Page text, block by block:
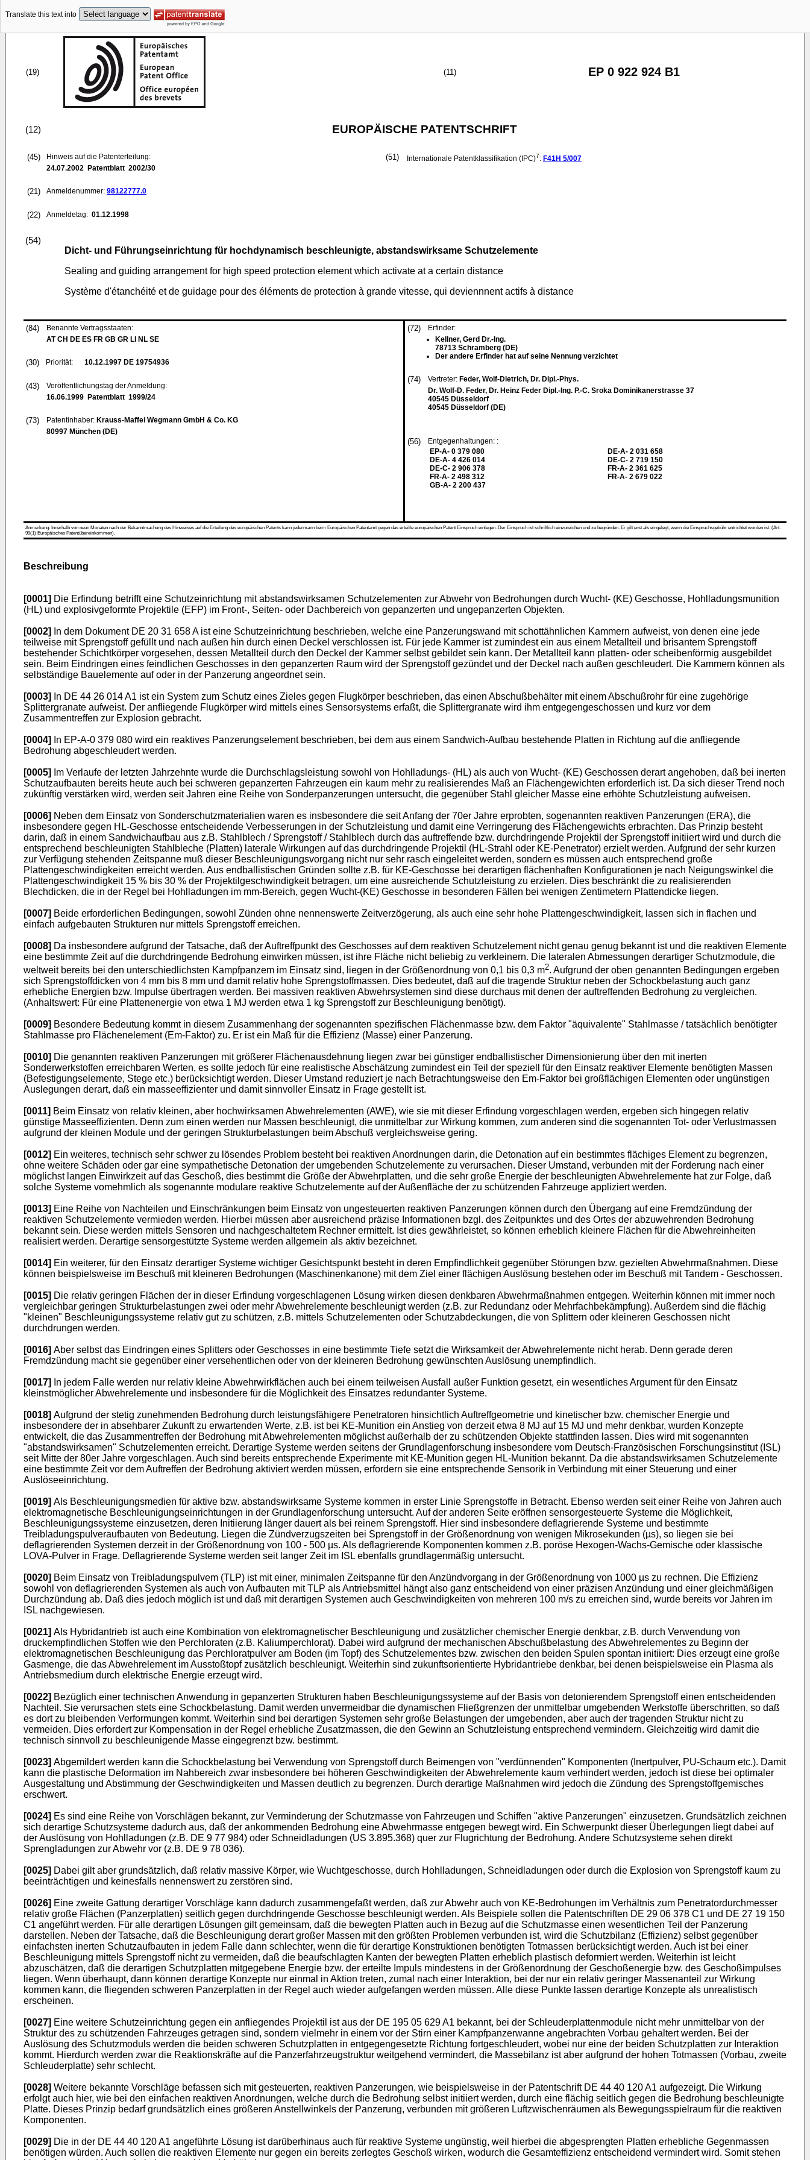
Translate this text into
(19) (11) EP 0 922 924 B1
(12) EUROPÄISCHE PATENTSCHRIFT
(45)
Hinweis auf die Patenterteilung:
24.07.2002 Patentblatt 2002/30
(21) Anmeldenummer: 98122777.0
(22) Anmeldetag: 01.12.1998
(51) Internationale Patentklassifikation (IPC)7: F41H 5/007
(54)
Dicht- und Führungseinrichtung für hochdynamisch beschleunigte, abstandswirksame Schutzelemente
Sealing and guiding arrangement for high speed protection element which activate at a certain distance
Système d'étanchéité et de guidage pour des éléments de protection à grande vitesse, qui deviennnent actifs à distance
(84)
Benannte Vertragsstaaten:
AT CH DE ES FR GB GR LI NL SE
(30) Priorität: 10.12.1997 DE 19754936
(43)
Veröffentlichungstag der Anmeldung:
16.06.1999 Patentblatt 1999/24
(73) Patentinhaber: Krauss-Maffei Wegmann GmbH & Co. KG
80997 München (DE)
(72)
Erfinder:
Kellner, Gerd Dr.-Ing.
78713 Schramberg (DE)
Der andere Erfinder hat auf seine Nennung verzichtet
(74) Vertreter: Feder, Wolf-Dietrich, Dr. Dipl.-Phys.
Dr. Wolf-D. Feder, Dr. Heinz Feder Dipl.-Ing. P.-C. Sroka Dominikanerstrasse 37
40545 Düsseldorf
40545 Düsseldorf (DE)
(56)
Entgegenhaltungen: :
EP-A- 0 379 080
DE-A- 4 426 014
DE-C- 2 906 378
FR-A- 2 498 312
GB-A- 2 200 437
DE-A- 2 031 658
DE-C- 2 719 150
FR-A- 2 361 625
FR-A- 2 679 022
Anmerkung: Innerhalb von neun Monaten nach der Bekanntmachung des Hinweises auf die Erteilung des europäischen Patents kann jedermann beim Europäischen Patentamt gegen das erteilte europäischen Patent Einspruch einlegen. Der Einspruch ist schriftlich einzureichen und zu begründen. Er gilt erst als eingelegt, wenn die Einspruchsgebühr entrichtet worden ist. (Art.
99(1) Europäisches Patentübereinkommen).
Beschreibung
[0001] Die Erfindung betrifft eine Schutzeinrichtung mit abstandswirksamen Schutzelementen zur Abwehr von Bedrohungen durch Wucht- (KE) Geschosse, Hohlladungsmunition
(HL) und explosivgeformte Projektile (EFP) im Front-, Seiten- oder Dachbereich von gepanzerten und ungepanzerten Objekten.
[0002]
In dem Dokument DE 20 31 658 A ist eine Schutzeinrichtung beschrieben, welche eine Panzerungswand mit schottähnlichen Kammern aufweist, von denen eine jede
teilweise mit Sprengstoff gefüllt und nach außen hin durch einen Deckel verschlossen ist. Für jede Kammer ist zumindest ein aus einem Metallteil und brisantem Sprengstoff
bestehender Schichtkörper vorgesehen, dessen Metallteil durch den Deckel der Kammer selbst gebildet sein kann. Der Metallteil kann platten- oder scheibenförmig ausgebildet
sein. Beim Eindringen eines feindlichen Geschosses in den gepanzerten Raum wird der Sprengstoff gezündet und der Deckel nach außen geschleudert. Die Kammern können als
selbständige Bauelemente auf oder in der Panzerung angeordnet sein.
[0003]
In DE 44 26 014 A1 ist ein System zum Schutz eines Zieles gegen Flugkörper beschrieben, das einen Abschußbehälter mit einem Abschußrohr für eine zugehörige
Splittergranate aufweist. Der anfliegende Flugkörper wird mittels eines Sensorsystems erfaßt, die Splittergranate wird ihm entgegengeschossen und kurz vor dem
Zusammentreffen zur Explosion gebracht.
[0004]
In EP-A-0 379 080 wird ein reaktives Panzerungselement beschrieben, bei dem aus einem Sandwich-Aufbau bestehende Platten in Richtung auf die anfliegende
Bedrohung abgeschleudert werden.
[0005]
Im Verlaufe der letzten Jahrzehnte wurde die Durchschlagsleistung sowohl von Hohlladungs- (HL) als auch von Wucht- (KE) Geschossen derart angehoben, daß bei inerten
Schutzaufbauten bereits heute auch bei schweren gepanzerten Fahrzeugen ein kaum mehr zu realisierendes Maß an Flächengewichten erforderlich ist. Da sich dieser Trend noch
zukünftig verstärken wird, werden seit Jahren eine Reihe von Sonderpanzerungen untersucht, die gegenüber Stahl gleicher Masse eine erhöhte Schutzleistung aufweisen.
[0006] Neben dem Einsatz von Sonderschutzmaterialien waren es insbesondere die seit Anfang der 70er Jahre erprobten, sogenannten reaktiven Panzerungen (ERA), die
insbesondere gegen HL-Geschosse entscheidende Verbesserungen in der Schutzleistung und damit eine Verringerung des Flächengewichts erbrachten. Das Prinzip besteht
darin, daß in einem Sandwichaufbau aus z.B. Stahlblech / Sprengstoff / Stahlblech durch das auftreffende bzw. durchdringende Projektil der Sprengstoff initiiert wird und durch die
entsprechend beschleunigten Stahlbleche (Platten) laterale Wirkungen auf das durchdringende Projektil (HL-Strahl oder KE-Penetrator) erzielt werden. Aufgrund der sehr kurzen
zur Verfügung stehenden Zeitspanne muß dieser Beschleunigungsvorgang nicht nur sehr rasch eingeleitet werden, sondern es müssen auch entsprechend große
Plattengeschwindigkeiten erreicht werden. Aus endballistischen Gründen sollte z.B. für KE-Geschosse bei derartigen flächenhaften Konfigurationen je nach Neigungswinkel die
Plattengeschwindigkeit 15 % bis 30 % der Projektilgeschwindigkeit betragen, um eine ausreichende Schutzleistung zu erzielen. Dies beschränkt die zu realisierenden
Blechdicken, die in der Regel bei Hohlladungen im mm-Bereich, gegen Wucht-(KE) Geschosse in besonderen Fällen bei wenigen Zentimetern Plattendicke liegen.
[0007] Beide erforderlichen Bedingungen, sowohl Zünden ohne nennenswerte Zeitverzögerung, als auch eine sehr hohe Plattengeschwindigkeit, lassen sich in flachen und
einfach aufgebauten Strukturen nur mittels Sprengstoff erreichen.
[0008] Da insbesondere aufgrund der Tatsache, daß der Auftreffpunkt des Geschosses auf dem reaktiven Schutzelement nicht genau genug bekannt ist und die reaktiven Elemente
eine bestimmte Zeit auf die durchdringende Bedrohung einwirken müssen, ist ihre Fläche nicht beliebig zu verkleinern. Die lateralen Abmessungen derartiger Schutzmodule, die
weltweit bereits bei den unterschiedlichsten Kampfpanzem im Einsatz sind, liegen in der Größenordnung von 0,1 bis 0,3 m2. Aufgrund der oben genannten Bedingungen ergeben
sich Sprengstoffdicken von 4 mm bis 8 mm und damit relativ hohe Sprengstoffmassen. Dies bedeutet, daß auf die tragende Struktur neben der Schockbelastung auch ganz
erhebliche Energien bzw. Impulse übertragen werden. Bei massiven reaktiven Abwehrsystemen sind diese durchaus mit denen der auftreffenden Bedrohung zu vergleichen.
(Anhaltswert: Für eine Plattenenergie von etwa 1 MJ werden etwa 1 kg Sprengstoff zur Beschleunigung benötigt).
[0009] Besondere Bedeutung kommt in diesem Zusammenhang der sogenannten spezifischen Flächenmasse bzw. dem Faktor "äquivalente" Stahlmasse / tatsächlich benötigter
Stahlmasse pro Flächenelement (Em-Faktor) zu. Er ist ein Maß für die Effizienz (Masse) einer Panzerung.
[0010] Die genannten reaktiven Panzerungen mit größerer Flächenausdehnung liegen zwar bei günstiger endballistischer Dimensionierung über den mit inerten
Sonderwerkstoffen erreichbaren Werten, es sollte jedoch für eine realistische Abschätzung zumindest ein Teil der speziell für den Einsatz reaktiver Elemente benötigten Massen
(Befestigungselemente, Stege etc.) berücksichtigt werden. Dieser Umstand reduziert je nach Betrachtungsweise den Em-Faktor bei großflächigen Elementen oder ungünstigen
Auslegungen derart, daß ein masseeffizienter und damit sinnvoller Einsatz in Frage gestellt ist.
[0011] Beim Einsatz von relativ kleinen, aber hochwirksamen Abwehrelementen (AWE), wie sie mit dieser Erfindung vorgeschlagen werden, ergeben sich hingegen relativ
günstige Masseeffizienten. Denn zum einen werden nur Massen beschleunigt, die unmittelbar zur Wirkung kommen, zum anderen sind die sogenannten Tot- oder Verlustmassen
aufgrund der kleinen Module und der geringen Strukturbelastungen beim Abschuß vergleichsweise gering.
[0012] Ein weiteres, technisch sehr schwer zu lösendes Problem besteht bei reaktiven Anordnungen darin, die Detonation auf ein bestimmtes flächiges Element zu begrenzen,
ohne weitere Schäden oder gar eine sympathetische Detonation der umgebenden Schutzelemente zu verursachen. Dieser Umstand, verbunden mit der Forderung nach einer
möglichst langen Einwirkzeit auf das Geschoß, dies bestimmt die Größe der Abwehrplatten, und die sehr große Energie der beschleunigten Abwehrelemente hat zur Folge, daß
solche Systeme vomehmlich als sogenannte modulare reaktive Schutzelemente auf der Außenfläche der zu schützenden Fahrzeuge appliziert werden.
[0013] Eine Reihe von Nachteilen und Einschränkungen beim Einsatz von ungesteuerten reaktiven Panzerungen können durch den Übergang auf eine Fremdzündung der
reaktiven Schutzelemente vermieden werden. Hierbei müssen aber ausreichend präzise Informationen bzgl. des Zeitpunktes und des Ortes der abzuwehrenden Bedrohung
bekannt sein. Diese werden mittels Sensoren und nachgeschaltetem Rechner ermittelt. Ist dies gewährleistet, so können erheblich kleinere Flächen für die Abwehreinheiten
realisiert werden. Derartige sensorgestützte Systeme werden allgemein als aktiv bezeichnet.
[0014] Ein weiterer, für den Einsatz derartiger Systeme wichtiger Gesichtspunkt besteht in deren Empfindlichkeit gegenüber Störungen bzw. gezielten Abwehrmaßnahmen. Diese
können beispielsweise im Beschuß mit kleineren Bedrohungen (Maschinenkanone) mit dem Ziel einer flächigen Auslösung bestehen oder im Beschuß mit Tandem - Geschossen.
[0015] Die relativ geringen Flächen der in dieser Erfindung vorgeschlagenen Lösung wirken diesen denkbaren Abwehrmaßnahmen entgegen. Weiterhin können mit immer noch
vergleichbar geringen Strukturbelastungen zwei oder mehr Abwehrelemente beschleunigt werden (z.B. zur Redundanz oder Mehrfachbekämpfung). Außerdem sind die flächig
"kleinen" Beschleunigungssysteme relativ gut zu schützen, z.B. mittels Schutzelementen oder Schutzabdeckungen, die von Splittern oder kleineren Geschossen nicht
durchdrungen werden.
[0016] Aber selbst das Eindringen eines Splitters oder Geschosses in eine bestimmte Tiefe setzt die Wirksamkeit der Abwehrelemente nicht herab. Denn gerade deren
Fremdzündung macht sie gegenüber einer versehentlichen oder von der kleineren Bedrohung gewünschten Auslösung unempfindlich.
[0017]
In jedem Falle werden nur relativ kleine Abwehrwirkflächen auch bei einem teilweisen Ausfall außer Funktion gesetzt, ein wesentliches Argument für den Einsatz
kleinstmöglicher Abwehrelemente und insbesondere für die Möglichkeit des Einsatzes redundanter Systeme.
[0018] Aufgrund der stetig zunehmenden Bedrohung durch leistungsfähigere Penetratoren hinsichtlich Auftreffgeometrie und kinetischer bzw. chemischer Energie und
insbesondere der in absehbarer Zukunft zu erwartenden Werte, z.B. ist bei KE-Munition ein Anstieg von derzeit etwa 8 MJ auf 15 MJ und mehr denkbar, wurden Konzepte
entwickelt, die das Zusammentreffen der Bedrohung mit Abwehrelementen möglichst außerhalb der zu schützenden Objekte stattfinden lassen. Dies wird mit sogenannten
"abstandswirksamen" Schutzelementen erreicht. Derartige Systeme werden seitens der Grundlagenforschung insbesondere vom Deutsch-Französischen Forschungsinstitut (ISL)
seit Mitte der 80er Jahre vorgeschlagen. Auch sind bereits entsprechende Experimente mit KE-Munition gegen HL-Munition bekannt. Da die abstandswirksamen Schutzelemente
eine bestimmte Zeit vor dem Auftreffen der Bedrohung aktiviert werden müssen, erfordern sie eine entsprechende Sensorik in Verbindung mit einer Steuerung und einer
Auslöseeinrichtung.
[0019] Als Beschleunigungsmedien für aktive bzw. abstandswirksame Systeme kommen in erster Linie Sprengstoffe in Betracht. Ebenso werden seit einer Reihe von Jahren auch
elektromagnetische Beschleunigungseinrichtungen in der Grundlagenforschung untersucht. Auf der anderen Seite eröffnen sensorgesteuerte Systeme die Möglichkeit,
Beschleunigungssysteme einzusetzen, deren Initiierung länger dauert als bei reinem Sprengstoff. Hier sind insbesondere deflagrierende Systeme und bestimmte
Treibladungspulveraufbauten von Bedeutung. Liegen die Zündverzugszeiten bei Sprengstoff in der Größenordnung von wenigen Mikrosekunden (µs), so liegen sie bei
deflagrierenden Systemen derzeit in der Größenordnung von 100 - 500 µs. Als deflagrierende Komponenten kommen z.B. poröse Hexogen-Wachs-Gemische oder klassische
LOVA-Pulver in Frage. Deflagrierende Systeme werden seit langer Zeit im ISL ebenfalls grundlagenmäßig untersucht.
[0020] Beim Einsatz von Treibladungspulvem (TLP) ist mit einer, minimalen Zeitspanne für den Anzündvorgang in der Größenordnung von 1000 µs zu rechnen. Die Effizienz
sowohl von deflagrierenden Systemen als auch von Aufbauten mit TLP als Antriebsmittel hängt also ganz entscheidend von einer präzisen Anzündung und einer gleichmäßigen
Durchzündung ab. Daß dies jedoch möglich ist und daß mit derartigen Systemen auch Geschwindigkeiten von mehreren 100 m/s zu erreichen sind, wurde bereits vor Jahren im
ISL nachgewiesen.
[0021] Als Hybridantrieb ist auch eine Kombination von elektromagnetischer Beschleunigung und zusätzlicher chemischer Energie denkbar, z.B. durch Verwendung von
druckempfindlichen Stoffen wie den Perchloraten (z.B. Kaliumperchlorat). Dabei wird aufgrund der mechanischen Abschußbelastung des Abwehrelementes zu Beginn der
elektromagnetischen Beschleunigung das Perchloratpulver am Boden (im Topf) des Schutzelementes bzw. zwischen den beiden Spulen spontan initiiert: Dies erzeugt eine große
Gasmenge, die das Abwehrelement im Ausstoßtopf zusätzlich beschleunigt. Weiterhin sind zukunftsorientierte Hybridantriebe denkbar, bei denen beispielsweise ein Plasma als
Antriebsmedium durch elektrische Energie erzeugt wird.
[0022] Bezüglich einer technischen Anwendung in gepanzerten Strukturen haben Beschleunigungssysteme auf der Basis von detonierendem Sprengstoff einen entscheidenden
Nachteil. Sie verursachen stets eine Schockbelastung. Damit werden unvermeidbar die dynamischen Fließgrenzen der unmittelbar umgebenden Werkstoffe überschritten, so daß
es dort zu bleibenden Verformungen kommt. Weiterhin sind bei derartigen Systemen sehr große Belastungen der umgebenden, aber auch der tragenden Struktur nicht zu
vermeiden. Dies erfordert zur Kompensation in der Regel erhebliche Zusatzmassen, die den Gewinn an Schutzleistung entsprechend vermindern. Gleichzeitig wird damit die
technisch sinnvoll zu beschleunigende Masse eingegrenzt bzw. bestimmt.
[0023] Abgemildert werden kann die Schockbelastung bei Verwendung von Sprengstoff durch Beimengen von "verdünnenden" Komponenten (Inertpulver, PU-Schaum etc.). Damit
kann die plastische Deformation im Nahbereich zwar insbesondere bei höheren Geschwindigkeiten der Abwehrelemente kaum verhindert werden, jedoch ist diese bei optimaler
Ausgestaltung und Abstimmung der Geschwindigkeiten und Massen deutlich zu begrenzen. Durch derartige Maßnahmen wird jedoch die Zündung des Sprengstoffgemisches
erschwert.
[0024] Es sind eine Reihe von Vorschlägen bekannt, zur Verminderung der Schutzmasse von Fahrzeugen und Schiffen "aktive Panzerungen" einzusetzen. Grundsätzlich zeichnen
sich derartige Schutzsysteme dadurch aus, daß der ankommenden Bedrohung eine Abwehrmasse entgegen bewegt wird. Ein Schwerpunkt dieser Überlegungen liegt dabei auf
der Auslösung von Hohlladungen (z.B. DE 9 77 984) oder Schneidladungen (US 3.895.368) quer zur Flugrichtung der Bedrohung. Andere Schutzsysteme sehen direkt
Sprengladungen zur Abwehr vor (z.B. DE 9 78 036).
[0025] Dabei gilt aber grundsätzlich, daß relativ massive Körper, wie Wuchtgeschosse, durch Hohlladungen, Schneidladungen oder durch die Explosion von Sprengstoff kaum zu
beeinträchtigen und keinesfalls nennenswert zu zerstören sind.
[0026] Eine zweite Gattung derartiger Vorschläge kann dadurch zusammengefaßt werden, daß zur Abwehr auch von KE-Bedrohungen im Verhältnis zum Penetratordurchmesser
relativ große Flächen (Panzerplatten) seitlich gegen durchdringende Geschosse beschleunigt werden. Als Beispiele sollen die Patentschriften DE 29 06 378 C1 und DE 27 19 150
C1 angeführt werden. Für alle derartigen Lösungen gilt gemeinsam, daß die bewegten Platten auch in Bezug auf die Schutzmasse einen wesentlichen Teil der Panzerung
darstellen. Neben der Tatsache, daß die Beschleunigung derart großer Massen mit den größten Problemen verbunden ist, wird die Schutzbilanz (Effizienz) selbst gegenüber
einfachsten inerten Schutzaufbauten in jedem Falle dann schlechter, wenn die für derartige Konstruktionen benötigten Totmassen berücksichtigt werden. Auch ist bei einer
Beschleunigung mittels Sprengstoff nicht zu vermeiden, daß die beaufschlagten Kanten der bewegten Platten erheblich plastisch deformiert werden. Weiterhin ist leicht
abzuschätzen, daß die derartigen Schutzplatten mitgegebene Energie bzw. der erteilte Impuls mindestens in der Größenordnung der Geschoßenergie bzw. des Geschoßimpulses
liegen. Wenn überhaupt, dann können derartige Konzepte nur einmal in Aktion treten, zumal nach einer Interaktion, bei der nur ein relativ geringer Massenanteil zur Wirkung
kommen kann, die fliegenden schweren Panzerplatten in der Regel auch wieder aufgefangen werden müssen. Alle diese Punkte lassen derartige Konzepte als unrealistisch
erscheinen.
[0027] Eine weitere Schutzeinrichtung gegen ein anfliegendes Projektil ist aus der DE 195 05 629 A1 bekannt, bei der Schleuderplattenmodule nicht mehr unmittelbar von der
Struktur des zu schützenden Fahrzeuges getragen sind, sondern vielmehr in einem vor der Stirn einer Kampfpanzerwanne angebrachten Vorbau gehaltert werden. Bei der
Auslösung des Schutzmoduls werden die beiden schweren Schutzplatten in entgegengesetzte Richtung fortgeschleudert, wobei nur eine der beiden Schutzplatten zur Interaktion
kommt. Hierdurch werden zwar die Reaktionskräfte auf die Panzerfahrzeugstruktur weitgehend vermindert, die Massebilanz ist aber aufgrund der hohen Totmassen (Vorbau, zweite
Schleuderplatte) sehr schlecht.
[0028] Weitere bekannte Vorschläge befassen sich mit gesteuerten, reaktiven Panzerungen, wie beispielsweise in der Patentschrift DE 44 40 120 A1 aufgezeigt. Die Wirkung
erfolgt auch hier, wie bei den einfachen reaktiven Anordnungen, welche durch die Bedrohung selbst initiiert werden, durch eine flächig seitlich gegen die Bedrohung beschleunigte
Platte. Dieses Prinzip bedarf grundsätzlich eines größeren Anstellwinkels der Panzerung, verbunden mit größeren Luftzwischenräumen als Bewegungsspielraum für die reaktiven
Komponenten.
[0029] Die in der DE 44 40 120 A1 angeführte Lösung ist darüberhinaus auch für reaktive Systeme ungünstig, weil hierbei die abgesprengten Platten erhebliche Gegenmassen
benötigen würden. Auch sollen die reaktiven Elemente nur gegen ein bereits zerlegtes Geschoß wirken, wodurch die Gesamteffizienz entscheidend vermindert wird. Somit stehen